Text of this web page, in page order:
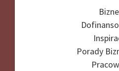
Porady